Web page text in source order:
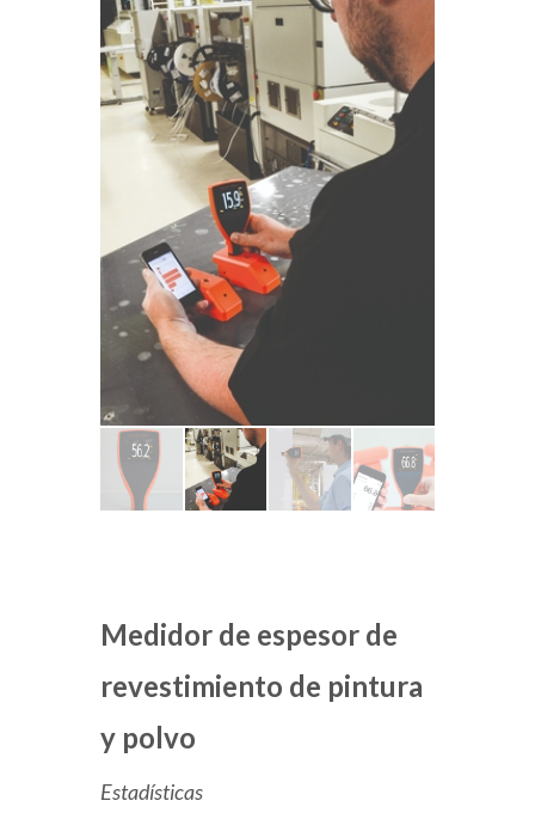
Medidor de espesor de
revestimiento de pintura
y polvo
Estadísticas